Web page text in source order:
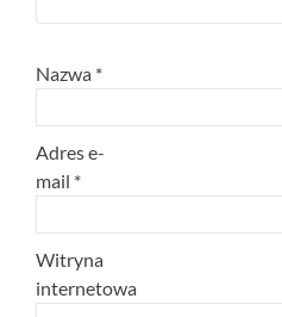
Nazwa *
Adres e-
mail *
Witryna
internetowa